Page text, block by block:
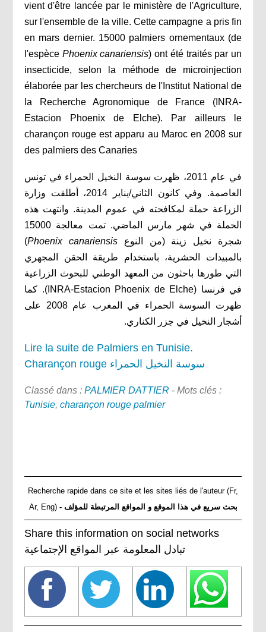
vient d'être lancée par le ministère de l'Agriculture,
sur l'ensemble de la ville. Cette campagne a pris fin
en mars dernier. 15000 palmiers ornementaux (de
l'espèce Phoenix canariensis) ont été traités par un
insecticide, selon la méthode de microinjection
élaborée par les chercheurs de l'Institut National de
la Recherche Agronomique de France (INRA-
Estacion Phoenix de Elche). Par ailleurs le
charançon rouge est apparu au Maroc en 2008 sur
des palmiers des Canaries
في عام 2011، ظهرت سوسة النخيل الحمراء في تونس
العاصمة. وفي كانون الثاني/يناير 2014، أطلقت وزارة
الزراعة حملة لمكافحته في عموم المدينة. وانتهت هذه
الحملة في شهر مارس الماضي. تمت معالجة 15000
شجرة نخيل زينة (من النوعPhoenix canariensis
)
بالمبيدات الحشرية، باستخدام طريقة الحقن المجهري
التي طورها باحثون من المعهد الوطني للبحوث الزراعية
في فرنسا (INRA-Estacion Phoenix de Elche). كما
ظهرت السوسة الحمراء في المغرب عام 2008 على
أشجار النخيل في جزر الكناري.
Lire la suite de Palmiers en Tunisie.
Charançon rouge سوسة النخيل الحمراء
Classé dans : PALMIER DATTIER - Mots clés :
Tunisie, charançon rouge palmier
Recherche rapide dans ce site et les sites liés de l'auteur (Fr,
Ar, Eng)
- بحث سريع في هذا الموقع و المواقع المرتبطة للمؤلف
Share this information on social networks
تبادل المعلومة عبر المواقع الإجتماعية